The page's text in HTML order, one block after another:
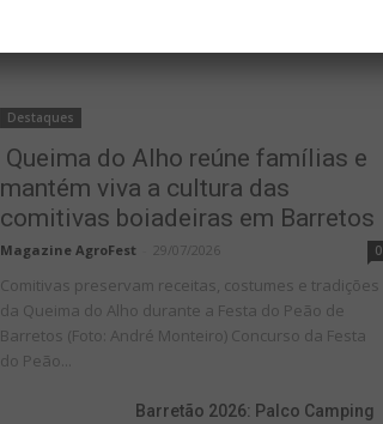
Destaques
Queima do Alho reúne famílias e
mantém viva a cultura das
comitivas boiadeiras em Barretos
Magazine AgroFest 29/07/2026 0
Comitivas preservam receitas, costumes e tradições
da Queima do Alho durante a Festa do Peão de
Barretos (Foto: André Monteiro) Concurso da Festa
do Peão...
Barretão 2026: Palco Camping